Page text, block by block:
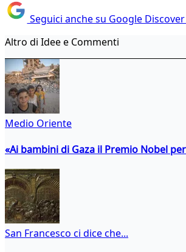
Seguici anche su Google
Altro di Idee e Commenti
Medio Oriente
«Ai bambini di Gaza il Premio Nobel
San Francesco ci dice che...